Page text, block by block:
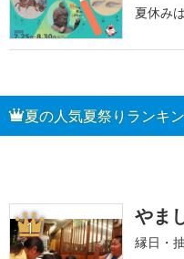
夏休み
夏の人気夏祭りランキ
1 やま
縁日・